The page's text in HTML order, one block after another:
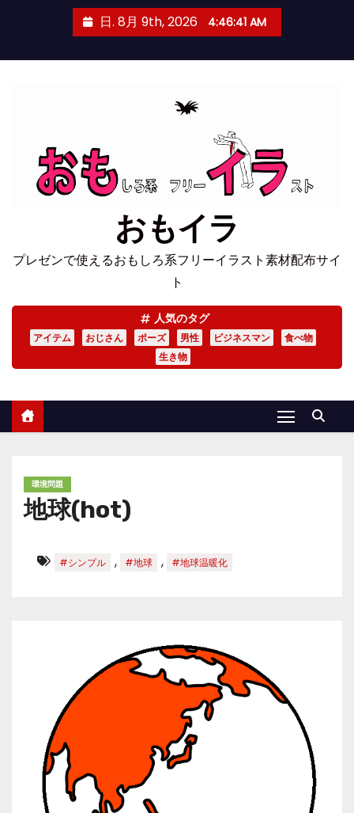
日. 8月 9th, 2026 4:46:41 AM
おもイラ
プレゼンで使えるおもしろ系フリーイラスト素材配布サイ
ト
人気のタグ
アイテム おじさん ポーズ 男性 ビジネスマン
食べ物
生き物
環境問題
地球(hot)
#シンプル , #地球 , #地球温暖化